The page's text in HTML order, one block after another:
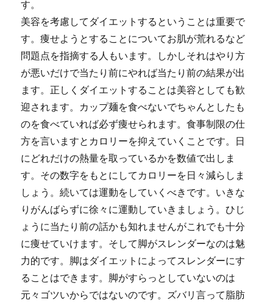
す。
美容を考慮してダイエットするということは重要で
す。痩せようとすることについてお肌が荒れるなど
問題点を指摘する人もいます。しかしそれはやり方
が悪いだけで当たり前にやれば当たり前の結果が出
ます。正しくダイエットすることは美容としても歓
迎されます。カップ麺を食べないでちゃんとしたも
のを食べていれば必ず痩せられます。食事制限の仕
方を言いますとカロリーを抑えていくことです。日
にどれだけの熱量を取っているかを数値で出しま
す。その数字をもとにしてカロリーを日々減らしま
しょう。続いては運動をしていくべきです。いきな
りがんばらずに徐々に運動していきましょう。ひじ
ょうに当たり前の話かも知れませんがこれでも十分
に痩せていけます。そして脚がスレンダーなのは魅
力的です。脚はダイエットによってスレンダーにす
ることはできます。脚がすらっとしていないのは
元々ゴツいからではないのです。ズバリ言って脂肪